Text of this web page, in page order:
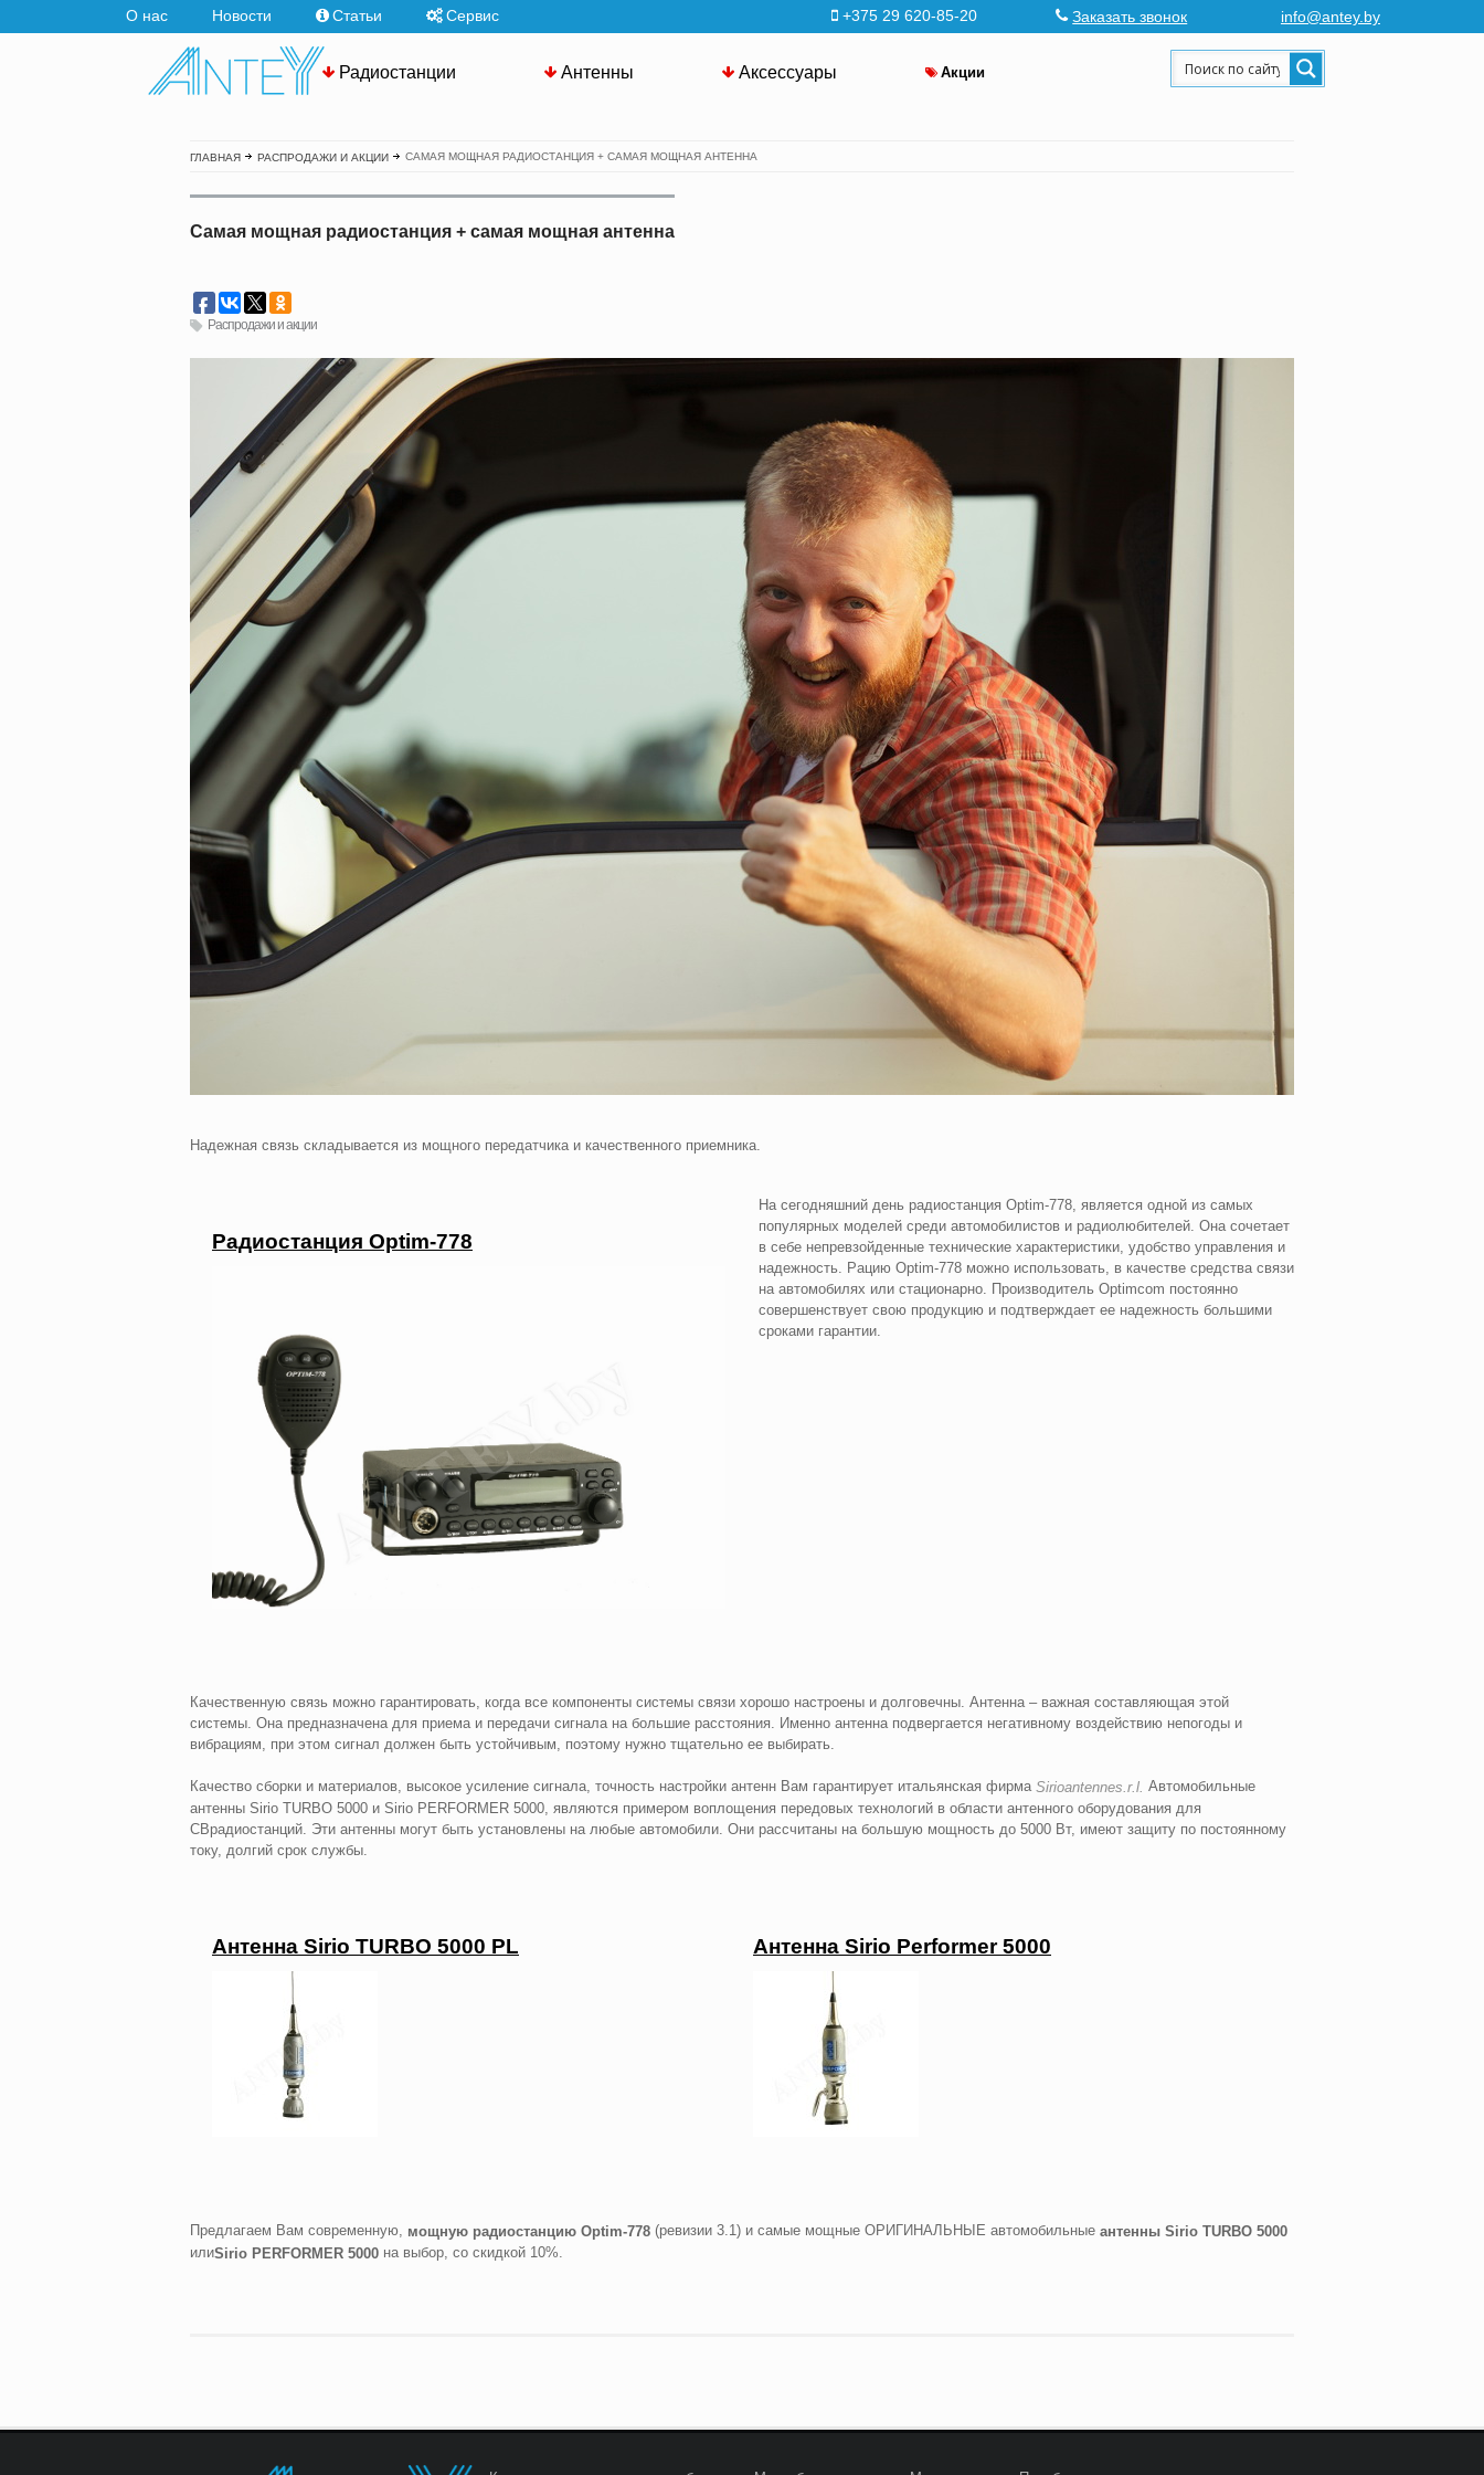
О нас Новости Статьи Сервис +375 29 620-85-20 Заказать звонок info@antey.by
Радиостанции Антенны Аксессуары Акции
ГЛАВНАЯ РАСПРОДАЖИ И АКЦИИ САМАЯ МОЩНАЯ РАДИОСТАНЦИЯ + САМАЯ МОЩНАЯ АНТЕННА
Самая мощная радиостанция + самая мощная антенна
Распродажи и акции
Надежная связь складывается из мощного передатчика и качественного приемника.
Радиостанция Optim-778
На сегодняшний день радиостанция Optim-778, является одной из самых
популярных моделей среди автомобилистов и радиолюбителей. Она сочетает
в себе непревзойденные технические характеристики, удобство управления и
надежность. Рацию Optim-778 можно использовать, в качестве средства связи
на автомобилях или стационарно. Производитель Optimcom постоянно
совершенствует свою продукцию и подтверждает ее надежность большими
сроками гарантии.
Качественную связь можно гарантировать, когда все компоненты системы связи хорошо настроены и долговечны. Антенна – важная составляющая этой
системы. Она предназначена для приема и передачи сигнала на большие расстояния. Именно антенна подвергается негативному воздействию непогоды и
вибрациям, при этом сигнал должен быть устойчивым, поэтому нужно тщательно ее выбирать.
Качество сборки и материалов, высокое усиление сигнала, точность настройки антенн Вам гарантирует итальянская фирма Sirioantennes r. l Автомобильные
антенны Sirio TURBO 5000 и Sirio PERFORMER 5000, являются примером воплощения передовых технологий в области антенного оборудования для
CBрадиостанций. Эти антенны могут быть установлены на любые автомобили. Они рассчитаны на большую мощность до 5000 Вт, имеют защиту по постоянному
току, долгий срок службы.
Антенна Sirio TURBO 5000 PL Антенна Sirio Performer 5000
Предлагаем Вам современную, мощную радиостанцию Optim-778 (ревизии 3.1) и самые мощные ОРИГИНАЛЬНЫЕ автомобильные антенны Sirio TURBO 5000
илиSirio PERFORMER 5000 на выбор, со скидкой 10%.